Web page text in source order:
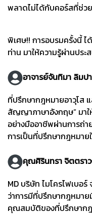
พลาดไม่ได้กับคอร์สที่ช่
พิเศษ!! การอบรมครั้งนี้
ท่าน มาให้ความรู้ผ่านปร
อาจารย์จันทิมา ลิมป
ที่ปรึกษากฎหมายอาวุโส
สัญญาภาษาอังกฤษ” มา
อย่างมืออาชีพผ่านการถ่
การเป็นที่ปรึกษากฎหมาย
คุณศิรินทรา จิตตรา
MD บริษัท ไมโครไฟเบอ
ว่าการมีที่ปรึกษากฎหมา
คุณสมบัติของที่ปรึกษาก